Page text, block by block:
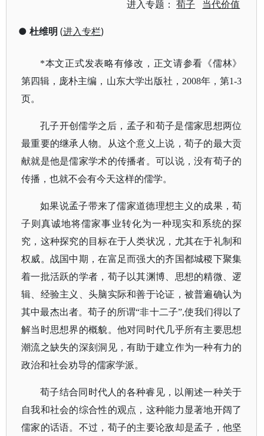
进入专题：荀子 当代价值
● 杜维明 (进入专栏)
*本文正式发表略有修改，正文请参看《儒林》
第四辑，庞朴主编，山东大学出版社，2008年，第1-3
页。
孔子开创儒学之后， 孟子和荀子是儒家思想两位
最重要的继承人物。从这个意义上说，荀子的最大贡
献就是他是儒家学术的传播者。可以说，没有荀子的
传播，也就不会有今天这样的儒学。
如果说孟子带来了儒家道德理想主义的成果，荀
子则真诚地将儒家事业转化为一种现实和系统的探
究，这种探究的目标在于人类状况，尤其在于礼制和
权威。战国中期，在富足而强大的齐国都城稷下聚集
着一批活跃的学者，荀子以其渊博、思想的精微、逻
辑、经验主义、头脑实际和善于论证，被普遍确认为
其中最杰出者。荀子的所谓“非十二子”,使我们得以了
解当时思想界的概貌。他对同时代几乎所有主要思想
潮流之缺失的深刻洞见，有助于建立作为一种有力的
政治和社会劝导的儒家学派。
荀子结合同时代人的各种睿见，以阐述一种关于
自我和社会的综合性的观点，这种能力显著地开阔了
儒家的话语。不过，荀子的主要论敌却是孟子，他坚